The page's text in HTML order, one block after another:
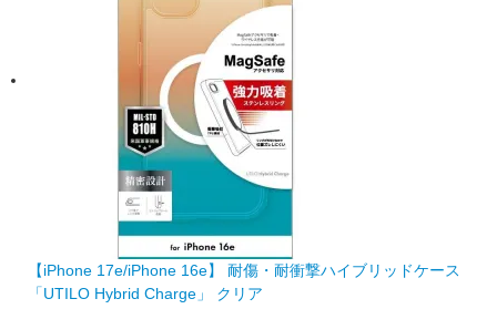
【iPhone 17e/iPhone 16e】 耐傷・耐衝撃ハイブリッドケース
「UTILO Hybrid Charge」 クリア